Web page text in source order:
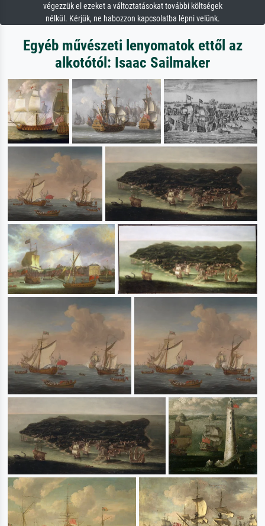
végezzük el ezeket a változtatásokat további költségek
nélkül. Kérjük, ne habozzon kapcsolatba lépni velünk.
Egyéb művészeti lenyomatok ettől az
alkotótól: Isaac Sailmaker